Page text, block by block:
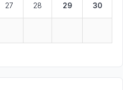
27 28 29 30